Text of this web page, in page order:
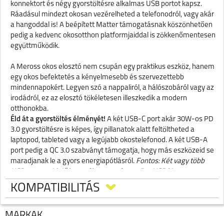
konnektort és négy gyorstöltésre alkalmas USB portot kapsz.
Ráadásul mindezt okosan vezérelheted a telefonodról, vagy akár
a hangoddal is! A beépített Matter támogatásnak köszönhetően
pedig a kedvenc okosotthon platformjaiddal is zökkenőmentesen
együttműködik.
A Meross okos elosztó nem csupán egy praktikus eszköz, hanem
egy okos befektetés a kényelmesebb és szervezettebb
mindennapokért. Legyen szó a nappaliról, a hálószobáról vagy az
irodádról, ez az elosztó tökéletesen illeszkedik a modern
otthonokba.
Éld át a gyorstöltés élményét! A két USB-C port akár 30W-os PD
3.0 gyorstöltésre is képes, így pillanatok alatt feltöltheted a
laptopod, tableted vagy a legújabb okostelefonod. A két USB-A
port pedig a QC 3.0 szabványt támogatja, hogy más eszközeid se
maradjanak le a gyors energiapótlásról. Fontos: Két vagy több
maximum 5V/3.4A.
Okos vezérlés a kezedben!A Meross applikációval bárhonnan be-
és kikapcsolhatod az elosztó konnektorait és USB portjait,
KOMPATIBILITÁS